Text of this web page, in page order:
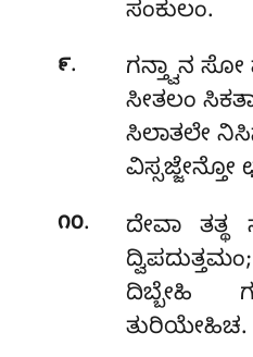
ಸಂಕುಲಂ.
೯.
ಗನ್ತ್ವಾನ
ಸೀತಲಂ
ಸಿಲಾತಲೇ
೧೦.
ದೇವಾ ತತ್ಥ
ದ್ವಿಪದುತ್ತಮಂ;
ದಿಬ್ಬೇಹಿ
ತುರಿಯೇಹಿಚ.